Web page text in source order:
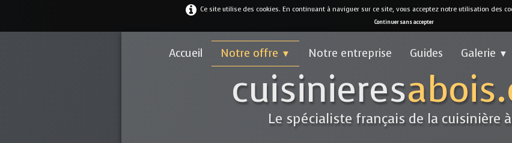
Ce site utilise des cookies. En continuant à naviguer sur ce site, vous acceptez notre utilisation des
Continuer sans accepter
Accueil Notre offre ▼ Notre entreprise Guides Galerie ▼
cuisinieres
Le spécialiste français de la cuisinière